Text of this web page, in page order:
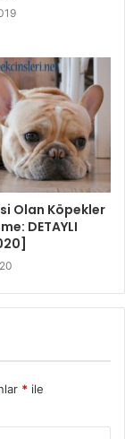
Olan Köpekler
DETAYLI
* ile